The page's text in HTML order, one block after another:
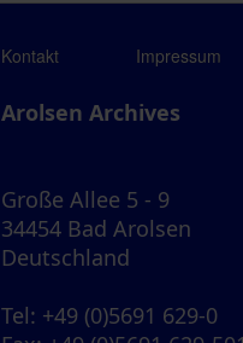
Kontakt Impressum
Arolsen Archives
Große Allee 5 - 9
34454 Bad Arolsen
Deutschland
Tel: +49 (0)5691 629-0